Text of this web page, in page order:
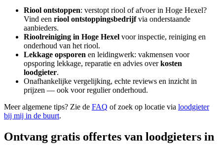
Riool ontstoppen: verstopt riool of afvoer in Hoge Hexel?
Vind een riool ontstoppingsbedrijfvia onderstaande
aanbieders.
Rioolreiniging in Hoge Hexel voor inspectie, reiniging en
onderhoud van het riool.
Lekkage opsporen en leidingwerk: vakmensen voor
opsporing lekkage, reparatie en advies overkosten
loodgieter.
Onafhankelijke vergelijking, echte reviews en inzicht in
prijzen — ook voor regulier onderhoud.
Meer algemene tips? Zie de FAQ of zoek op locatie via loodgieter
bij mij in de buurt.
Ontvang gratis offertes van loodgieters in